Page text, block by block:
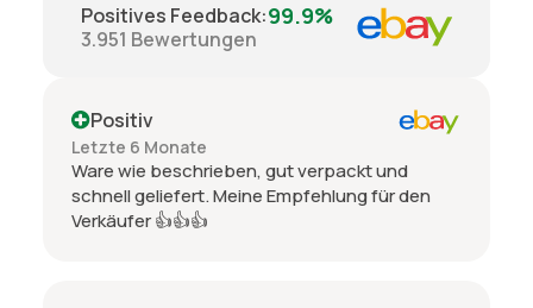
Positives Feedback:99.9%
3.951 Bewertungen
Positiv
Letzte 6 Monate
Ware wie beschrieben, gut verpackt und
schnell geliefert. Meine Empfehlung für den
Verkäufer 👍👍👍